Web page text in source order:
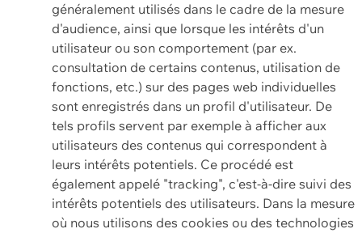
généralement utilisés dans le cadre de la mesure
d'audience, ainsi que lorsque les intérêts d'un
utilisateur ou son comportement (par ex.
consultation de certains contenus, utilisation de
fonctions, etc.) sur des pages web individuelles
sont enregistrés dans un profil d'utilisateur. De
tels profils servent par exemple à afficher aux
utilisateurs des contenus qui correspondent à
leurs intérêts potentiels. Ce procédé est
également appelé "tracking", c'est-à-dire suivi des
intérêts potentiels des utilisateurs. Dans la mesure
où nous utilisons des cookies ou des technologies